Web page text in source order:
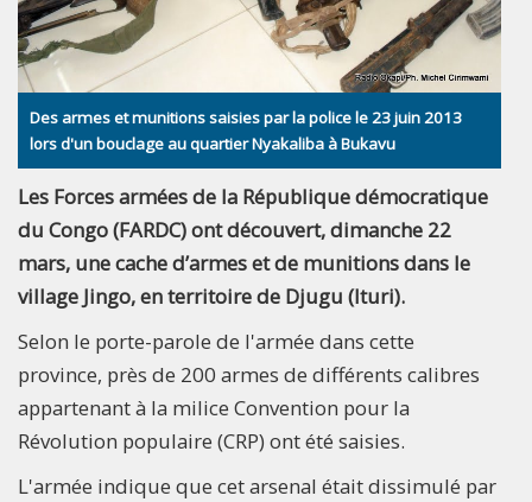
Des armes et munitions saisies par la police le 23 juin 2013
lors d'un bouclage au quartier Nyakaliba à Bukavu
Les Forces armées de la République démocratique
du Congo (FARDC) ont découvert, dimanche 22
mars, une cache d’armes et de munitions dans le
village Jingo, en territoire de Djugu (Ituri).
Selon le porte-parole de l'armée dans cette
province, près de 200 armes de différents calibres
appartenant à la milice Convention pour la
Révolution populaire (CRP) ont été saisies.
L'armée indique que cet arsenal était dissimulé par